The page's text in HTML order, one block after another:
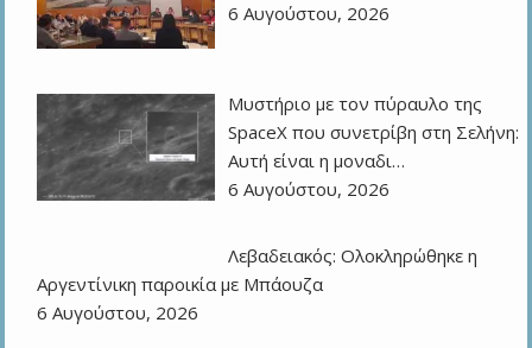
6 Αυγούστου, 2026
Μυστήριο με τον πύραυλο της
SpaceX που συνετρίβη στη Σελήνη:
Αυτή είναι η μοναδι…
6 Αυγούστου, 2026
Λεβαδειακός: Ολοκληρώθηκε η
Αργεντίνικη παροικία με Μπάουζα
6 Αυγούστου, 2026